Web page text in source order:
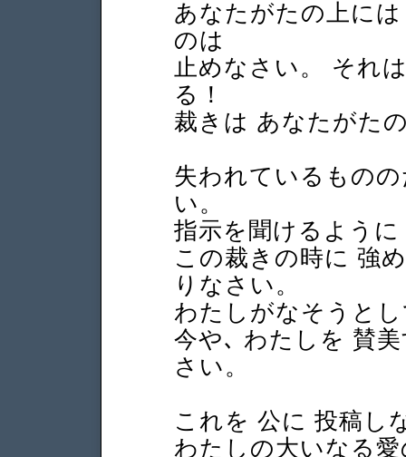
あなたがたの上に
のは
止めなさい。 それ
る！
裁きは あなたがた
失われているもの
い。
指示を聞けるよう
この裁きの時に 強
りなさい。
わたしがなそうと
今や､ わたしを 賛
さい。
これを 公に 投稿し
わたしの大いなる